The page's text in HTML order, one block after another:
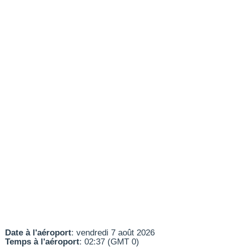
Date à l'aéroport: vendredi 7 août 2026
Temps à l'aéroport: 02:37 (GMT 0)